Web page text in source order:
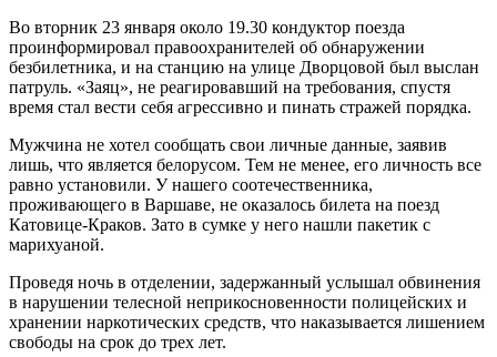
Во вторник 23 января около 19.30 кондуктор поезда
проинформировал правоохранителей об обнаружении
безбилетника, и на станцию на улице Дворцовой был выслан
патруль. «Заяц», не реагировавший на требования, спустя
время стал вести себя агрессивно и пинать стражей порядка.
Мужчина не хотел сообщать свои личные данные, заявив
лишь, что является белорусом. Тем не менее, его личность все
равно установили. У нашего соотечественника,
проживающего в Варшаве, не оказалось билета на поезд
Катовице-Краков. Зато в сумке у него нашли пакетик с
марихуаной.
Проведя ночь в отделении, задержанный услышал обвинения
в нарушении телесной неприкосновенности полицейских и
хранении наркотических средств, что наказывается лишением
свободы на срок до трех лет.